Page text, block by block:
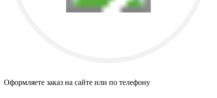
Оформляете заказ на сайте или по телефону